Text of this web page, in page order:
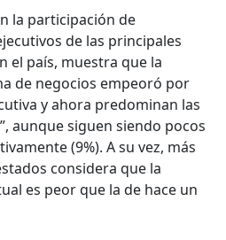
la participación de
de las principales
el país, muestra que la
de negocios empeoró por
y ahora predominan las
aunque siguen siendo pocos
(9%). A su vez, más
considera que la
es peor que la de hace un